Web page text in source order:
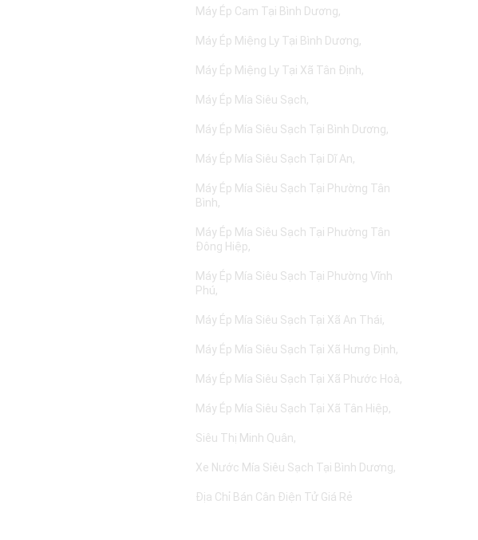
Máy Ép Cam Tại Bình Dương
Máy Ép Miệng Ly Tại Bình Dương
Máy Ép Miệng Ly Tại Xã Tân Định
Máy Ép Mía Siêu Sạch
Máy Ép Mía Siêu Sạch Tại Bình Dương
Máy Ép Mía Siêu Sạch Tại Dĩ An
Máy Ép Mía Siêu Sạch Tại Phường Tân
Bình
Máy Ép Mía Siêu Sạch Tại Phường Tân
Đông Hiệp
Máy Ép Mía Siêu Sạch Tại Phường Vĩnh
Phú
Máy Ép Mía Siêu Sạch Tại Xã An Thái
Máy Ép Mía Siêu Sạch Tại Xã Hưng Định
Máy Ép Mía Siêu Sạch Tại Xã Phước Hoà
Máy Ép Mía Siêu Sạch Tại Xã Tân Hiệp
Siêu Thị Minh Quân
Xe Nước Mía Siêu Sạch Tại Bình Dương
Địa Chỉ Bán Cân Điện Tử Giá Rẻ